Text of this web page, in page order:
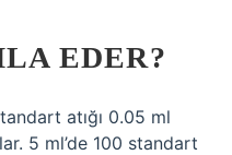
EDER?
atığı 0.05 ml
5 ml’de 100 standart